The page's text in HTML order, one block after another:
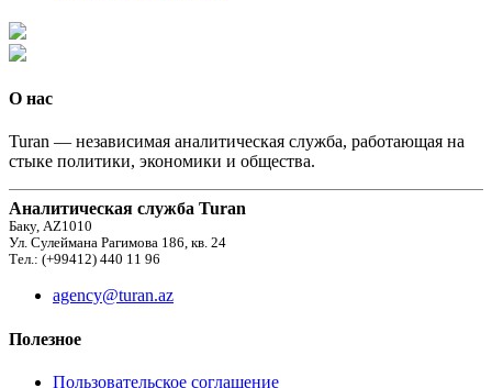
О нас
Turan — независимая аналитическая служба, работающая на
стыке политики, экономики и общества.
Аналитическая служба Turan
Баку, AZ1010
Ул. Сулеймана Рагимова 186, кв. 24
Тел.: (+99412) 440 11 96
agency@turan.az
Полезное
Пользовательское соглашение